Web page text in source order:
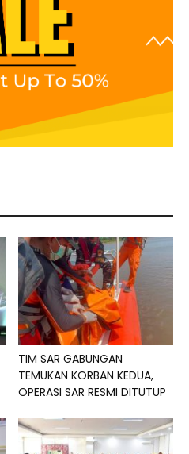
TIM SAR GABUNGAN
TEMUKAN KORBAN KEDUA,
OPERASI SAR RESMI DITUTUP